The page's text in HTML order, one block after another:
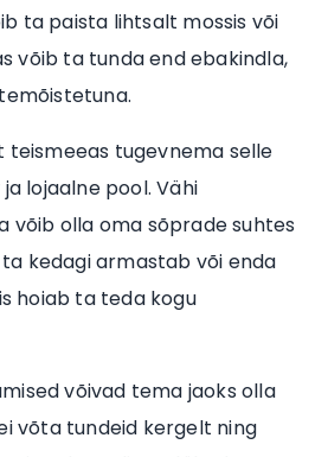
ta paista lihtsalt mossis või
võib ta tunda end ebakindla,
teismeeas tugevnema selle
lojaalne pool. Vähi
võib olla oma sõprade suhtes
kedagi armastab või enda
hoiab ta teda kogu
võivad tema jaoks olla
võta tundeid kergelt ning